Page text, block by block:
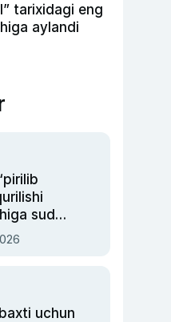
tarixidagi eng
aylandi
sud
uchun